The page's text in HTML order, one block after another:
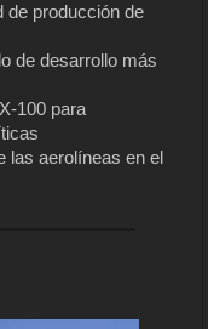
de producción de
de desarrollo más
100 para
las aerolíneas en el